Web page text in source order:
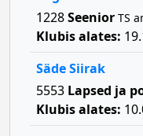
1228Seenior TS
Klubis alates:
Säde Siirak
5553 Lapsed ja
Klubis alates: